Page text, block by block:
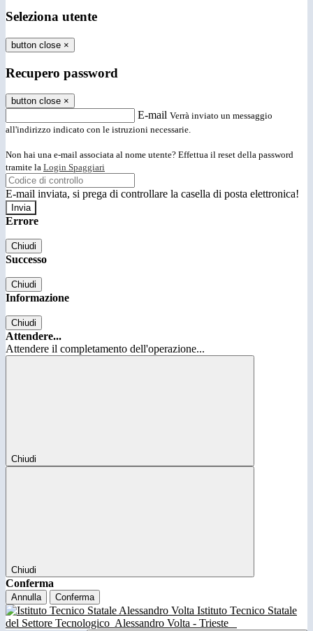
Seleziona utente
button close ×
Recupero password
button close ×
E-mail Verrà inviato un messaggio
all'indirizzo indicato con le istruzioni necessarie.
Non hai una e-mail associata al nome utente? Effettua il reset della password
tramite la Login Spaggiari
E-mail inviata, si prega di controllare la casella di posta elettronica!
Errore
Chiudi
Successo
Chiudi
Informazione
Chiudi
Attendere...
Attendere il completamento dell'operazione...
Chiudi
Chiudi
Conferma
Annulla Conferma
Istituto Tecnico Statale
del Settore Tecnologico Alessandro Volta - Trieste